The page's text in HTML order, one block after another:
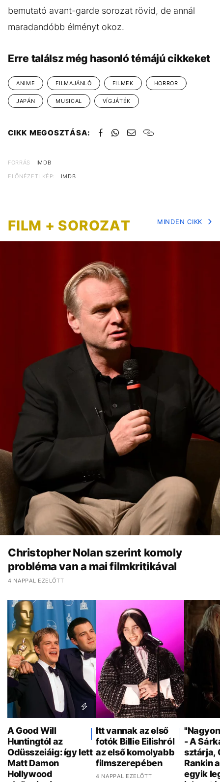
bemutató avant-garde sorozat rövid, de annál
maradandóbb élményt okoz.
Erre találsz még hasonló témájú cikkeket
ANIME FILMAJÁNLÓ FILMEK HORROR
JAPÁN MUSICAL VÍGJÁTÉK
CIKK MEGOSZTÁSA:
FORRÁS
IMDB
ELŐNÉZETI KÉP:
IMDB
FILM + SOROZAT MINDEN CIKK
Christopher Nolan szerint komoly
probléma van a mai filmkritikával
4 NAPPAL EZELŐTT
A Good Will
Huntingtól az
Odüsszeiáig: így lett
Matt Damon
Hollywood
Itt vannak az első
fotók Billie Eilishról
az első komolyabb
filmszerepében
4 NAPPAL EZELŐTT
- A
sztárja,
Rankin
egyik